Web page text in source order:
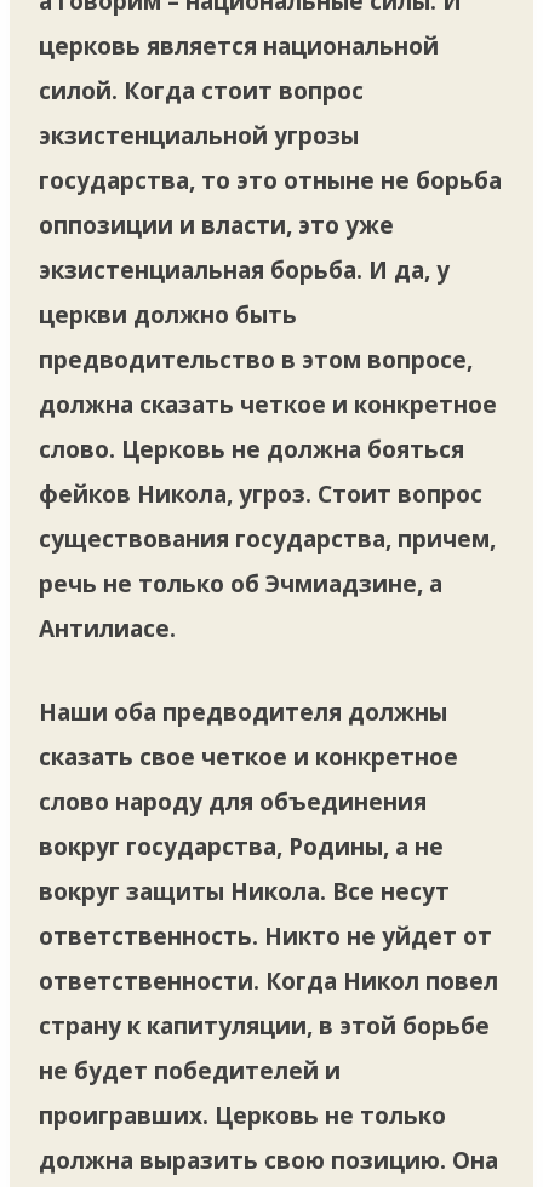
церковь является национальной
силой. Когда стоит вопрос
экзистенциальной угрозы
государства, то это отныне не борьба
оппозиции и власти, это уже
экзистенциальная борьба. И да, у
церкви должно быть
предводительство в этом вопросе,
должна сказать четкое и конкретное
слово. Церковь не должна бояться
фейков Никола, угроз. Стоит вопрос
существования государства, причем,
речь не только об Эчмиадзине, а
Антилиасе.
Наши оба предводителя должны
сказать свое четкое и конкретное
слово народу для объединения
вокруг государства, Родины, а не
вокруг защиты Никола. Все несут
ответственность. Никто не уйдет от
ответственности. Когда Никол повел
страну к капитуляции, в этой борьбе
не будет победителей и
проигравших. Церковь не только
должна выразить свою позицию. Она